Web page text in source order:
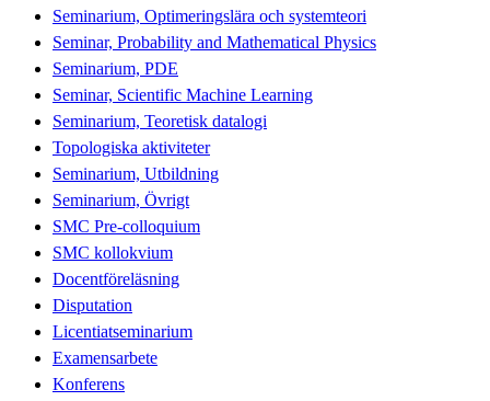
Seminarium, Optimeringslära och systemteori
Seminar, Probability and Mathematical Physics
Seminarium, PDE
Seminar, Scientific Machine Learning
Seminarium, Teoretisk datalogi
Topologiska aktiviteter
Seminarium, Utbildning
Seminarium, Övrigt
SMC Pre-colloquium
SMC kollokvium
Docentföreläsning
Disputation
Licentiatseminarium
Examensarbete
Konferens